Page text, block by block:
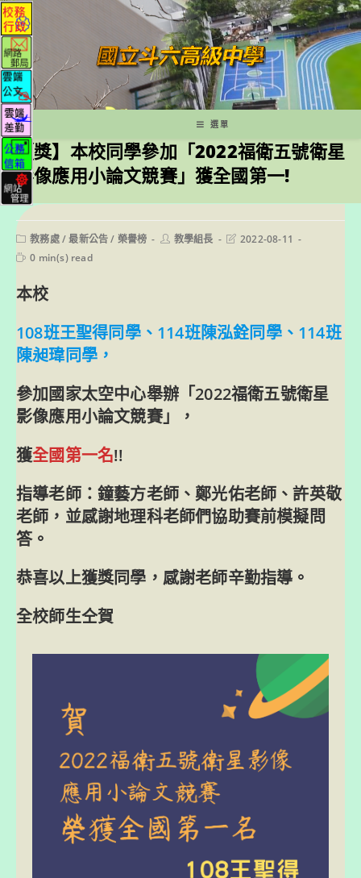
跳
轉
至
主
要
內
容
選單
【獎】本校同學參加「2022福衛五號衛星
影像應用小論文競賽」獲全國第一!
Post
category:
教務處/ 最新公告 / 榮譽榜
Post教學組長
Post2022-08-11
Reading
0 min(s) read
本校
108班王聖得同學、114班陳泓銓同學、114班
陳昶瑋同學，
參加國家太空中心舉辦「2022福衛五號衛星
影像應用小論文競賽」，
獲全國第一名!!
指導老師： 鐘藝方老師 、鄭光佑老師 、許英敬
老師 ，並感謝地理科老師們協助賽前模擬問
答。
恭喜以上獲獎同學，感謝老師辛勤指導。
全校師生仝賀